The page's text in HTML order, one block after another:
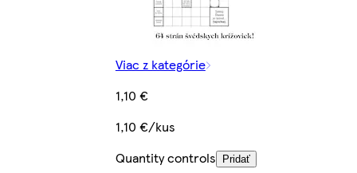
Viac z kategórie
1,10 €
1,10 €/kus
Quantity controls
Pridať